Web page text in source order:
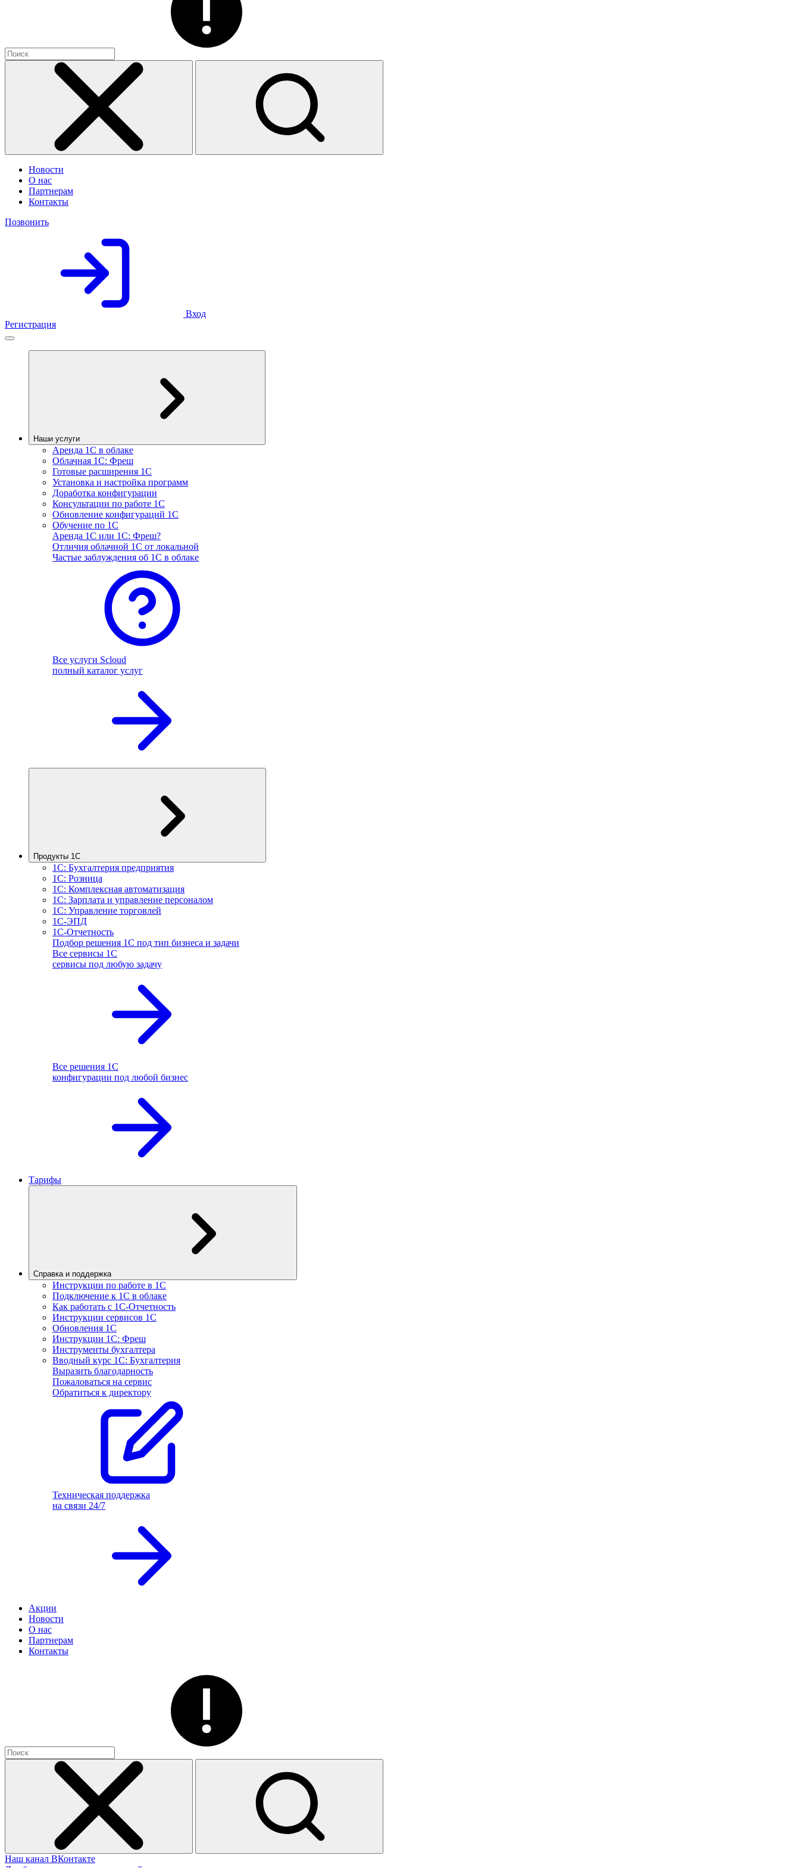
Новости
О нас
Партнерам
Контакты
Позвонить
Вход
Регистрация
Наши услуги
Аренда 1С в облаке
Облачная 1С: Фреш
Готовые расширения 1С
Установка и настройка программ
Доработка конфигурации
Консультации по работе 1С
Обновление конфигураций 1С
Обучение по 1С
Аренда 1С или 1С: Фреш?
Отличия облачной 1С от локальной
Частые заблуждения об 1С в облаке
Все услуги Scloud
полный каталог услуг
Продукты 1С
1С: Бухгалтерия предприятия
1С: Розница
1С: Комплексная автоматизация
1С: Зарплата и управление персоналом
1С: Управление торговлей
1С-ЭПД
1С-Отчетность
Подбор решения 1С под тип бизнеса и задачи
Все сервисы 1С
сервисы под любую задачу
Все решения 1С
конфигурации под любой бизнес
Тарифы
Справка и поддержка
Инструкции по работе в 1С
Подключение к 1С в облаке
Как работать с 1С‑Отчетность
Инструкции сервисов 1С
Обновления 1С
Инструкции 1С: Фреш
Инструменты бухгалтера
Вводный курс 1С: Бухгалтерия
Выразить благодарность
Пожаловаться на сервис
Обратиться к директору
Техническая поддержка
на связи 24/7
Акции
Новости
О нас
Партнерам
Контакты
Наш канал ВКонтакте